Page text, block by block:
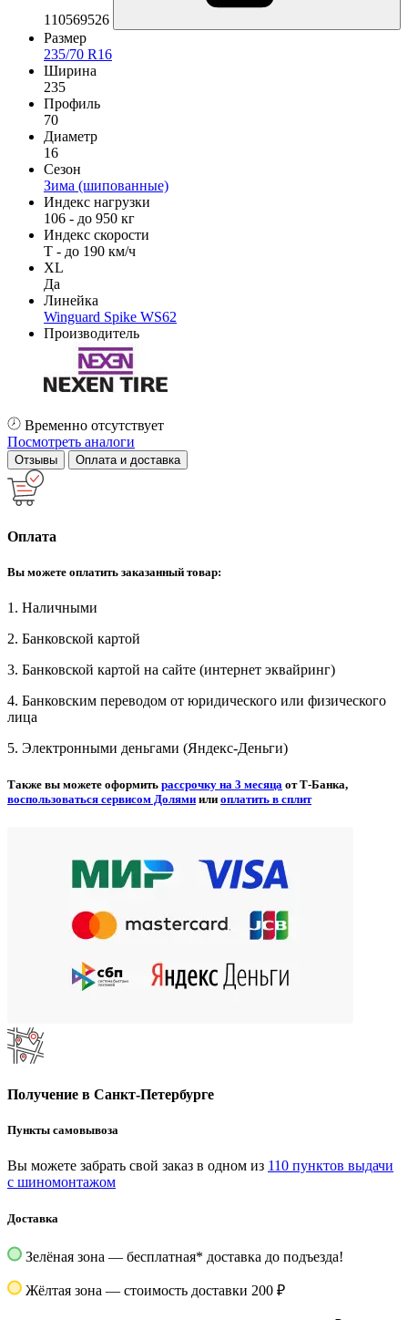
110569526
Размер
235/70 R16
Ширина
235
Профиль
70
Диаметр
16
Сезон
Зима (шипованные)
Индекс нагрузки
106 - до 950 кг
Индекс скорости
T - до 190 км/ч
XL
Да
Линейка
Winguard Spike WS62
Производитель
Временно отсутствует
Посмотреть аналоги
Отзывы Оплата и доставка
Оплата
Вы можете оплатить заказанный товар:
1. Наличными
2. Банковской картой
3. Банковской картой на сайте (интернет эквайринг)
4. Банковским переводом от юридического или физического
лица
5. Электронными деньгами (Яндекс-Деньги)
Также вы можете оформить рассрочку на 3 месяца от Т-Банка,
воспользоваться сервисом Долями или оплатить в сплит
Получение в Санкт-Петербурге
Пункты самовывоза
Вы можете забрать свой заказ в одном из 110 пунктов выдачи
с шиномонтажом
Доставка
Зелёная зона — бесплатная* доставка до подъезда!
Жёлтая зона — стоимость доставки 200 ₽